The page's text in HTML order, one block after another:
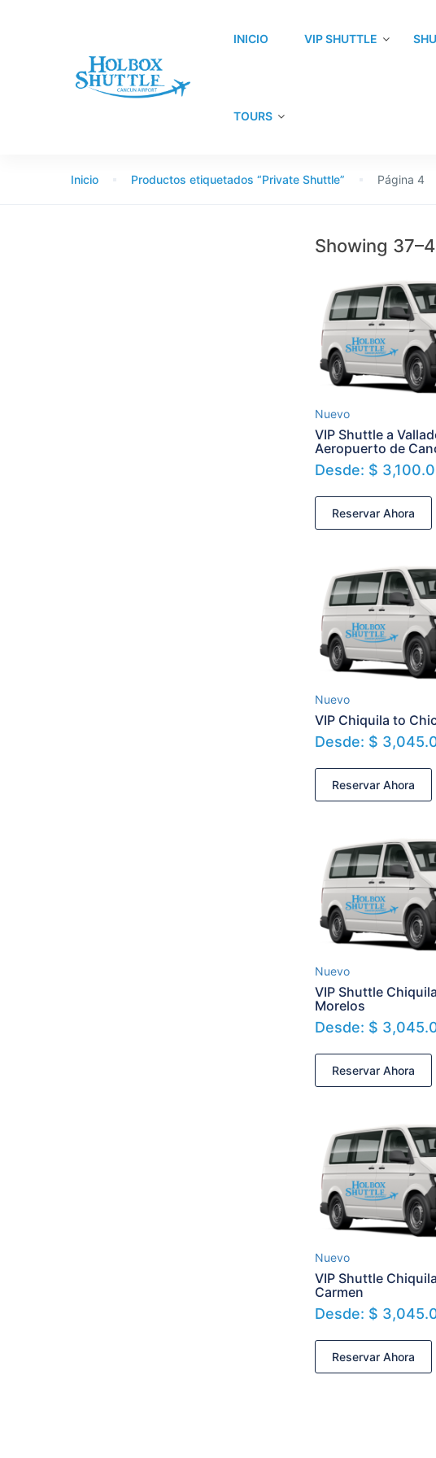
INICIO VIP SHUTTLE
TOURS
Inicio Productos etiquetados “Private Shuttle” Página 4
Showing
Nuevo
VIP Shuttle a
Aeropuerto de
Desde: $
Reservar Ahora
Nuevo
VIP Chiquila to
Desde: $
Reservar Ahora
Nuevo
VIP Shuttle
Morelos
Desde: $
Reservar Ahora
Nuevo
VIP Shuttle
Carmen
Desde: $
Reservar Ahora